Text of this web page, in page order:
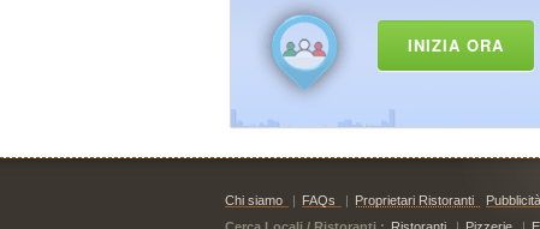
INIZIA ORA
Chi siamo | FAQs | Proprietari Ristoranti Pubblicità